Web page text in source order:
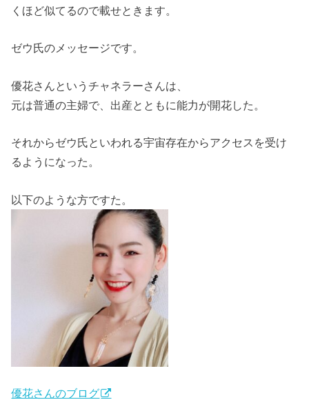
くほど似てるので載せときます。
ゼウ氏のメッセージです。
優花さんというチャネラーさんは、
元は普通の主婦で、出産とともに能力が開花した。
それからゼウ氏といわれる宇宙存在からアクセスを受け
るようになった。
以下のような方ですた。
優花さんのブログ